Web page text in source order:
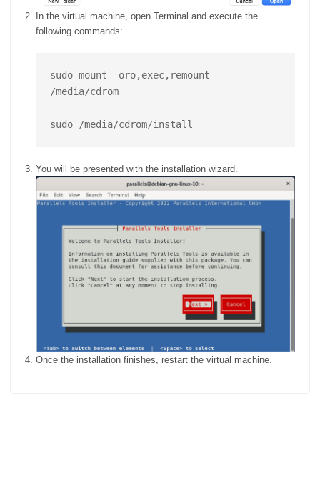
In the virtual machine, open Terminal and execute the
following commands:
sudo mount -oro,exec,remount
/media/cdrom
You will be presented with the installation wizard.
Once the installation finishes, restart the virtual machine.